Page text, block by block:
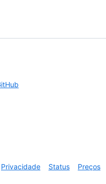
Privacidade Status Preços